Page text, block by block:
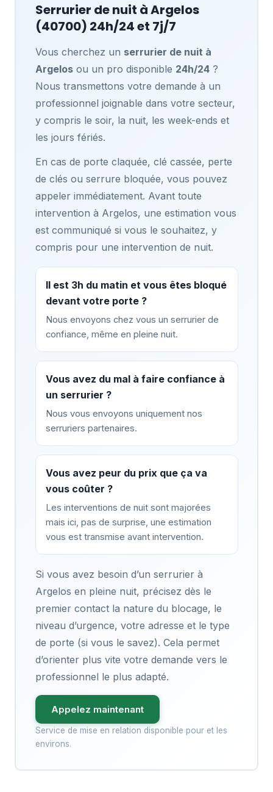
Serrurier de nuit àArgelos
(40700) 24h/24 et 7j/7
Vous cherchez un serrurier de nuit à
Argelosou un pro disponible 24h/24?
Nous transmettons votre demande à un
professionnel joignable dans votre secteur,
y compris le soir, la nuit, les week-ends et
les jours fériés.
En cas de porte claquée, clé cassée, perte
de clés ou serrure bloquée, vous pouvez
appeler immédiatement. Avant toute
intervention à Argelos, une estimation vous
est communiqué si vous le souhaitez, y
compris pour une intervention de nuit.
Il est 3h du matin et vous êtes bloqué
devant votre porte ?
Nous envoyons chez vous un serrurier de
confiance, même en pleine nuit.
Vous avez du mal à faire confiance à
un serrurier ?
Nous vous envoyons uniquement nos
serruriers partenaires.
Vous avez peur du prix que ça va
vous coûter ?
Les interventions de nuit sont majorées
mais ici, pas de surprise, une estimation
vous est transmise avant intervention.
Si vous avez besoin d’un serrurier à
Argelos en pleine nuit, précisez dès le
premier contact la nature du blocage, le
niveau d’urgence, votre adresse et le type
de porte (si vous le savez). Cela permet
d’orienter plus vite votre demande vers le
professionnel le plus adapté.
Appelez maintenant
Service de mise en relation disponible pour et les
environs.